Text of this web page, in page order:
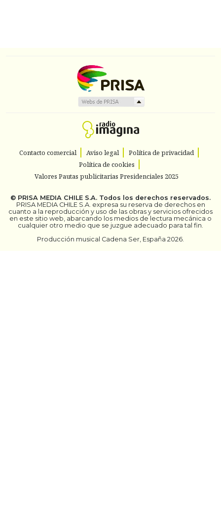
Contacto comercial Aviso legal
Política de privacidad
Política de cookies
Valores Pautas publicitarias Presidenciales 2025
© PRISA MEDIA CHILE S.A. Todos los derechos reservados.
PRISA MEDIA CHILE S.A. expresa su reserva de derechos en
cuanto a la reproducción y uso de las obras y servicios ofrecidos
en este sitio web, abarcando los medios de lectura mecánica o
cualquier otro medio que se juzgue adecuado para tal fin.
Producción musical Cadena Ser, España 2026.